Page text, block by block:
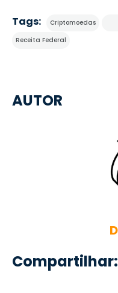
AUTOR
Compartilhar:
Tags: Criptomoedas
Receita Federal